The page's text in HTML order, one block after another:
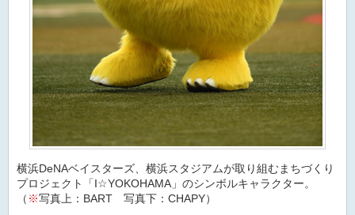
横浜DeNAベイスターズ、横浜スタジアムが取り組むまちづくり
プロジェクト「I☆YOKOHAMA」のシンボルキャラクター。
（ ※写真上：BART 写真下：CHAPY）